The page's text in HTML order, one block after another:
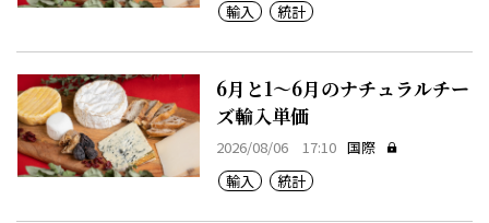
輸入
統計
6月と1～6月のナチュラルチー
ズ輸入単価
2026/08/06 17:10 国際
輸入
統計